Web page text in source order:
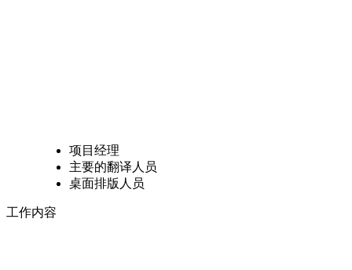
项目经理
主要的翻译人员
桌面排版人员
工作内容